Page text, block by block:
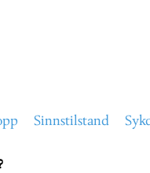
Sinnstilstand